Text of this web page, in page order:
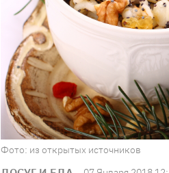
Фото: из открытых источников